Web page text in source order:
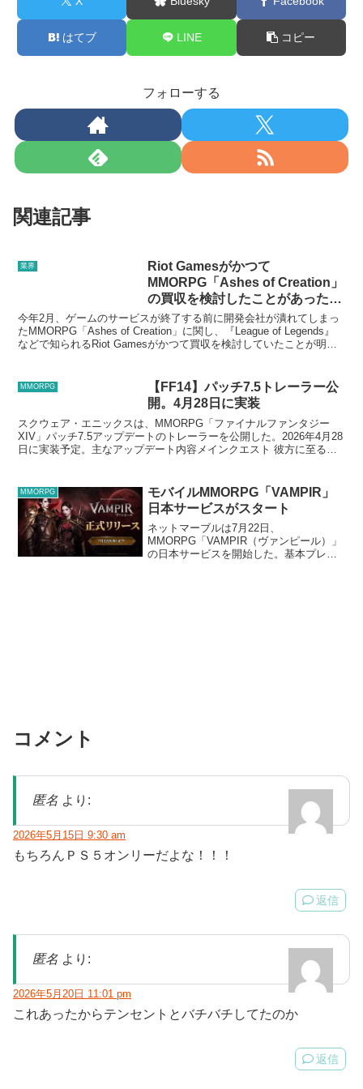
はてブ LINE コピー
フォローする
関連記事
業界
Riot Gamesがかつて
MMORPG「Ashes of Creation」
の買収を検討したことがあった
（が実現しなかった）
今年2月、ゲームのサービスが終了する前に開発会社が潰れてしまっ
たMMORPG「Ashes of Creation」に関し、『League of Legends』
などで知られるRiot Gamesがかつて買収を検討していたことが明ら
MMORPG
【FF14】パッチ7.5トレーラー公
開。4月28日に実装
スクウェア・エニックスは、MMORPG「ファイナルファンタジー
XIV」パッチ7.5アップデートのトレーラーを公開した。2026年4月28
日に実装予定。主なアップデート内容メインクエスト 彼方に至る路
MMORPG
モバイルMMORPG「VAMPIR」
日本サービスがスタート
ネットマーブルは7月22日、
MMORPG「VAMPIR（ヴァンピール）」
の日本サービスを開始した。基本プレイ
コメント
匿名 より:
2026年5月15日 9:30 am
もちろんＰＳ５オンリーだよな！！！
返信
匿名 より:
2026年5月20日 11:01 pm
これあったからテンセントとバチバチしてたのか
返信